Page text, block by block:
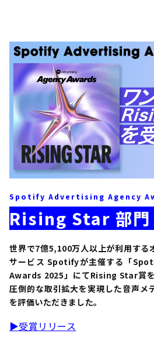
Spotify Advertising Agency
Rising Star 部
世界で7億5,100万人以上が利用する
サービス Spotifyが主催する「
Awards 2025」にてRising Star賞
圧倒的な取引拡大を実現した音声メ
を評価いただきました。
▶︎受賞リリース